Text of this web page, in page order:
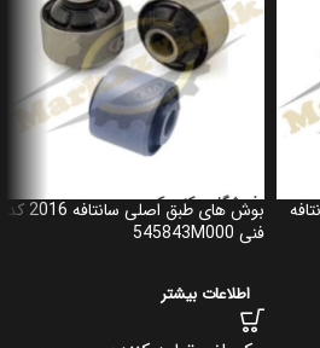
بوش های طبق اصلی سانتافه 2016 کد
فنی 545843M000
اطلاعات بیشتر